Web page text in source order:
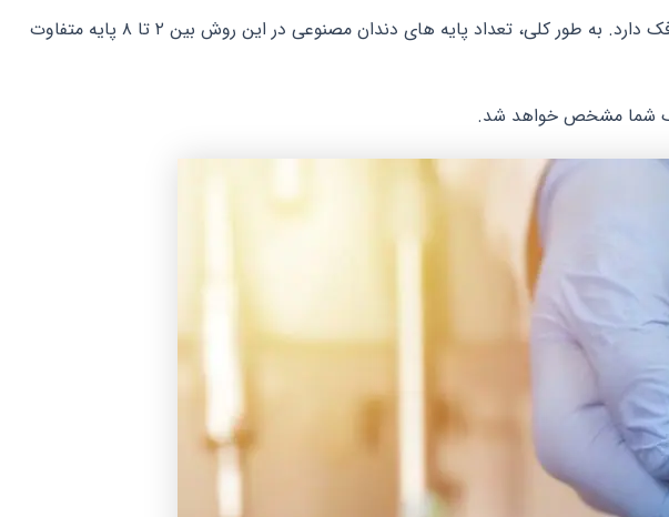
تعداد پایه های ایمپلنت برای دندان مصنوعی ثابت بستگی به تعداد دندان های از دست رفته و کیفیت استخوان فک دارد. به طور کلی، تعداد پایه های دندان مصنوعی در این روش بین ۲ تا ۸ پایه متفاوت
فک شما مشخص خواهد شد.